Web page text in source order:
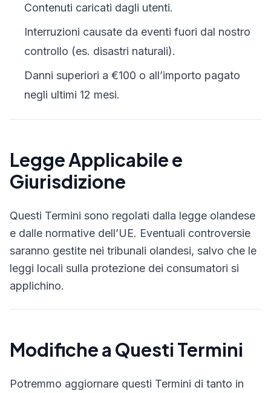
Contenuti caricati dagli utenti.
Interruzioni causate da eventi fuori dal nostro
controllo (es. disastri naturali).
Danni superiori a €100 o all’importo pagato
negli ultimi 12 mesi.
Legge Applicabile e
Giurisdizione
Questi Termini sono regolati dalla legge olandese
e dalle normative dell’UE. Eventuali controversie
saranno gestite nei tribunali olandesi, salvo che le
leggi locali sulla protezione dei consumatori si
applichino.
Modifiche a Questi Termini
Potremmo aggiornare questi Termini di tanto in